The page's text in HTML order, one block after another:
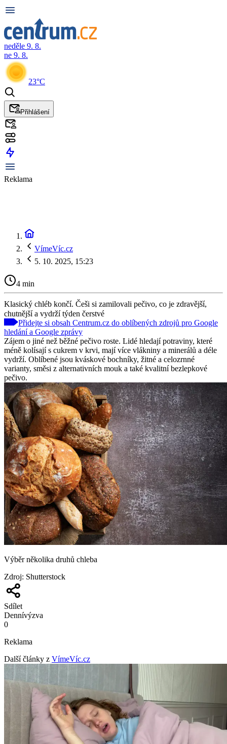
neděle 9. 8.
ne 9. 8.
23°C
Přihlášení
Reklama
VímeVíc.cz
5. 10. 2025, 15:23
4 min
Klasický chléb končí. Češi si zamilovali pečivo, co je zdravější,
chutnější a vydrží týden čerstvé
Přidejte si obsah Centrum.cz do oblíbených zdrojů pro Google
hledání a Google zprávy
Zájem o jiné než běžné pečivo roste. Lidé hledají potraviny, které
méně kolísají s cukrem v krvi, mají více vlákniny a minerálů a déle
vydrží. Oblíbené jsou kváskové bochníky, žitné a celozrnné
varianty, směsi z alternativních mouk a také kvalitní bezlepkové
pečivo.
Výběr několika druhů chleba
Zdroj: Shutterstock
Sdílet
Dennívýzva
0
Reklama
Další články z VímeVíc.cz